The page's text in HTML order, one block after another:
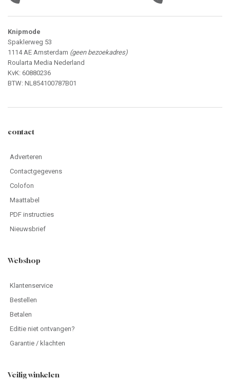
Knipmode
Spaklerweg 53
1114 AE Amsterdam (geen bezoekadres)
Roularta Media Nederland
KvK: 60880236
BTW: NL854100787B01
contact
Adverteren
Contactgegevens
Colofon
Maattabel
PDF instructies
Nieuwsbrief
Webshop
Klantenservice
Bestellen
Betalen
Editie niet ontvangen?
Garantie / klachten
Veilig winkelen